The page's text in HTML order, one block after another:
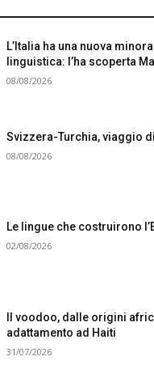
L’Italia ha una nuova
linguistica: l’ha scoperta
08/08/2026
Svizzera-Turchia, viaggio
08/08/2026
Le lingue che costruirono
02/08/2026
Il voodoo, dalle origini
adattamento ad Haiti
31/07/2026